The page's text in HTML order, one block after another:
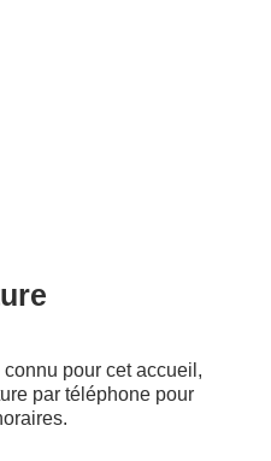
pour cet accueil,
par téléphone pour